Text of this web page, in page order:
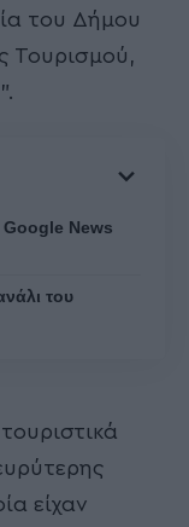
του Δήμου
Τουρισμού,
News
του
είχαν